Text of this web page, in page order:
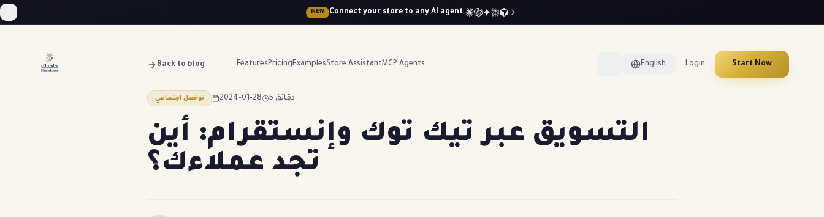
NEW Connect your store to any AI agent
FeaturesPricingExamplesStore AssistantMCP Agents English Login Start Now
Back to blog
تواصل اجتماعي 2024-01-28 5 دقائق
التسويق عبر تيك توك وإنستقرام: أين
تجد عملاءك؟